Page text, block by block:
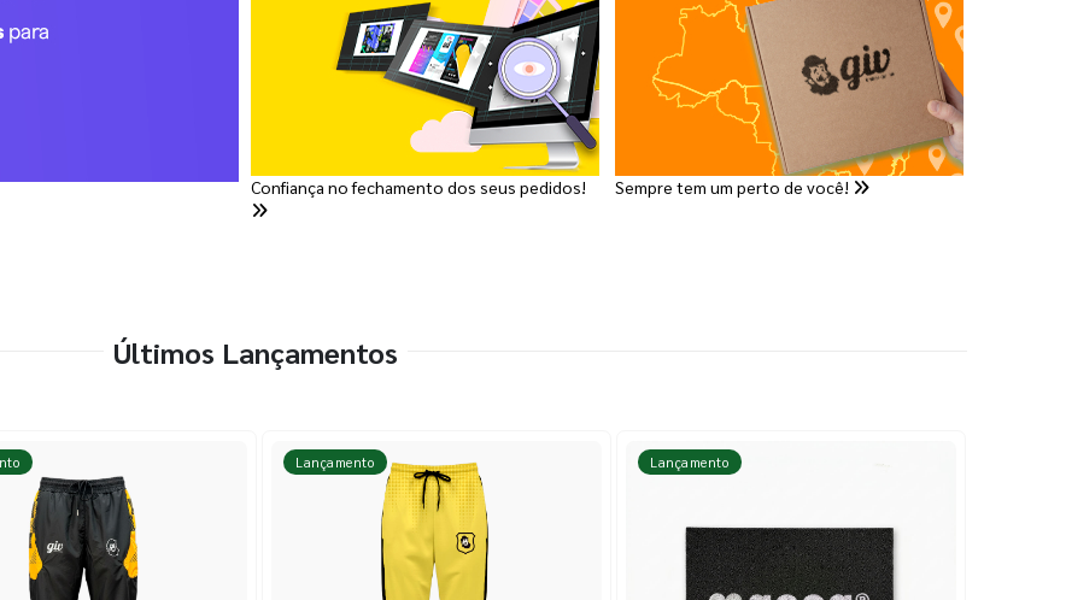
Confiança no fechamento dos seus pedidos! Sempre tem um perto de você!
Últimos Lançamentos
Lançamento Lançamento